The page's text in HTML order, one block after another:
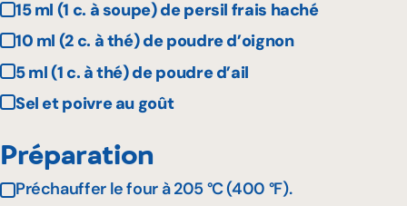
15 ml (1 c. à soupe) de persil frais haché
10 ml (2 c. à thé) de poudre d’oignon
5 ml (1 c. à thé) de poudre d’ail
Sel et poivre au goût
Préparation
Préchauffer le four à 205 °C (400 °F).